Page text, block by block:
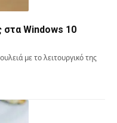
Windows 10
με το λειτουργικό της